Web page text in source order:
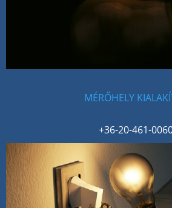
MÉRŐHELY
+36-20-461-